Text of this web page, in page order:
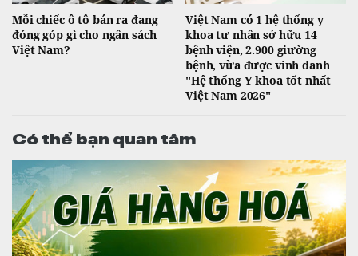
Mỗi chiếc ô tô bán ra đang
đóng góp gì cho ngân sách
Việt Nam?
Việt Nam có 1 hệ thống y
khoa tư nhân sở hữu 14
bệnh viện, 2.900 giường
bệnh, vừa được vinh danh
"Hệ thống Y khoa tốt nhất
Việt Nam 2026"
Có thể bạn quan tâm